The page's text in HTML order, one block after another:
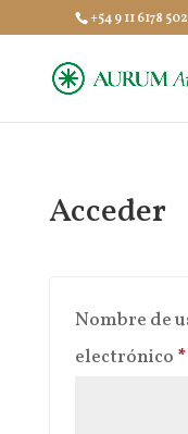
+54 9 11 6178
Acceder
Nombre de
electrónico *